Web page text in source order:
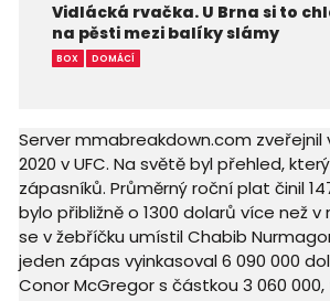
Vidlácká rvačka. U Brna si to
na pěsti mezi balíky slámy
BOX DOMÁCÍ
Server mmabreakdown.com zveřejnil
2020 v UFC. Na světě byl přehled,
zápasníků. Průměrný roční plat činil
bylo přibližně o 1300 dolarů více než v
se v žebříčku umístil Chabib
jeden zápas vyinkasoval 6 090 000
Conor McGregor s částkou 3 060